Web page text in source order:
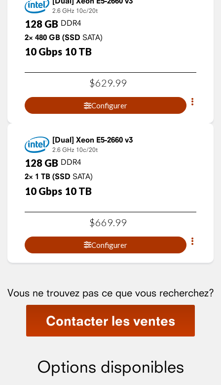
2.6 GHz 10c/20t
128 GB DDR4
2× 480 GB (SSD SATA)
10 Gbps 10 TB
$629.99
Configurer
Xeon E5-2660 v3
2.6 GHz 10c/20t
128 GB DDR4
2× 1 TB (SSD SATA)
10 Gbps 10 TB
$669 99
Configurer
Vous ne trouvez pas ce que vous recherchez?
Contacter les ventes
Options disponibles